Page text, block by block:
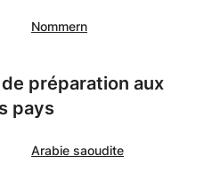
Nommern
préparation aux
pays
Arabie saoudite